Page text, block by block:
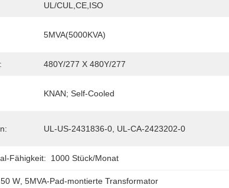
UL/cUL,CE,ISO
5MVA(5000KVA)
480Y/277 X 480Y/277
KNAN; Self-Cooled
UL-US-2431836-0, UL-CA-2423202-0
Fähigkeit: 1000 Stück/Monat
W , 5MVA-Pad-montierte Transformator